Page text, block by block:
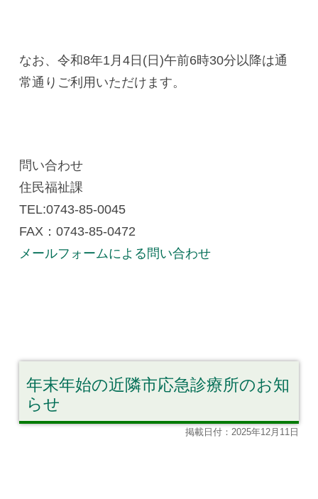
なお、令和8年1月4日(日)午前6時30分以降は通
常通りご利用いただけます。
問い合わせ
住民福祉課
TEL:0743-85-0045
FAX：0743-85-0472
メールフォームによる問い合わせ
年末年始の近隣市応急診療所のお知
らせ
掲載日付：2025年12月11日